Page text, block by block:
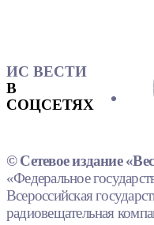
ИС ВЕСТИ
В
СОЦСЕТЯХ
© Сетевое издание
«Федеральное
Всероссийская
радиовещательная